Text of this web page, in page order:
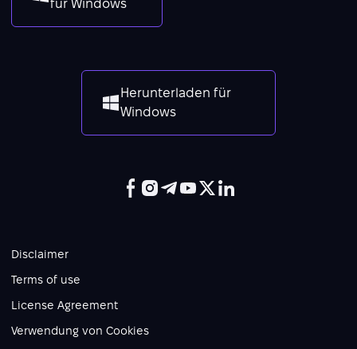
für Windows
Herunterladen für
Windows
Disclaimer
Terms of use
License Agreement
Verwendung von Cookies